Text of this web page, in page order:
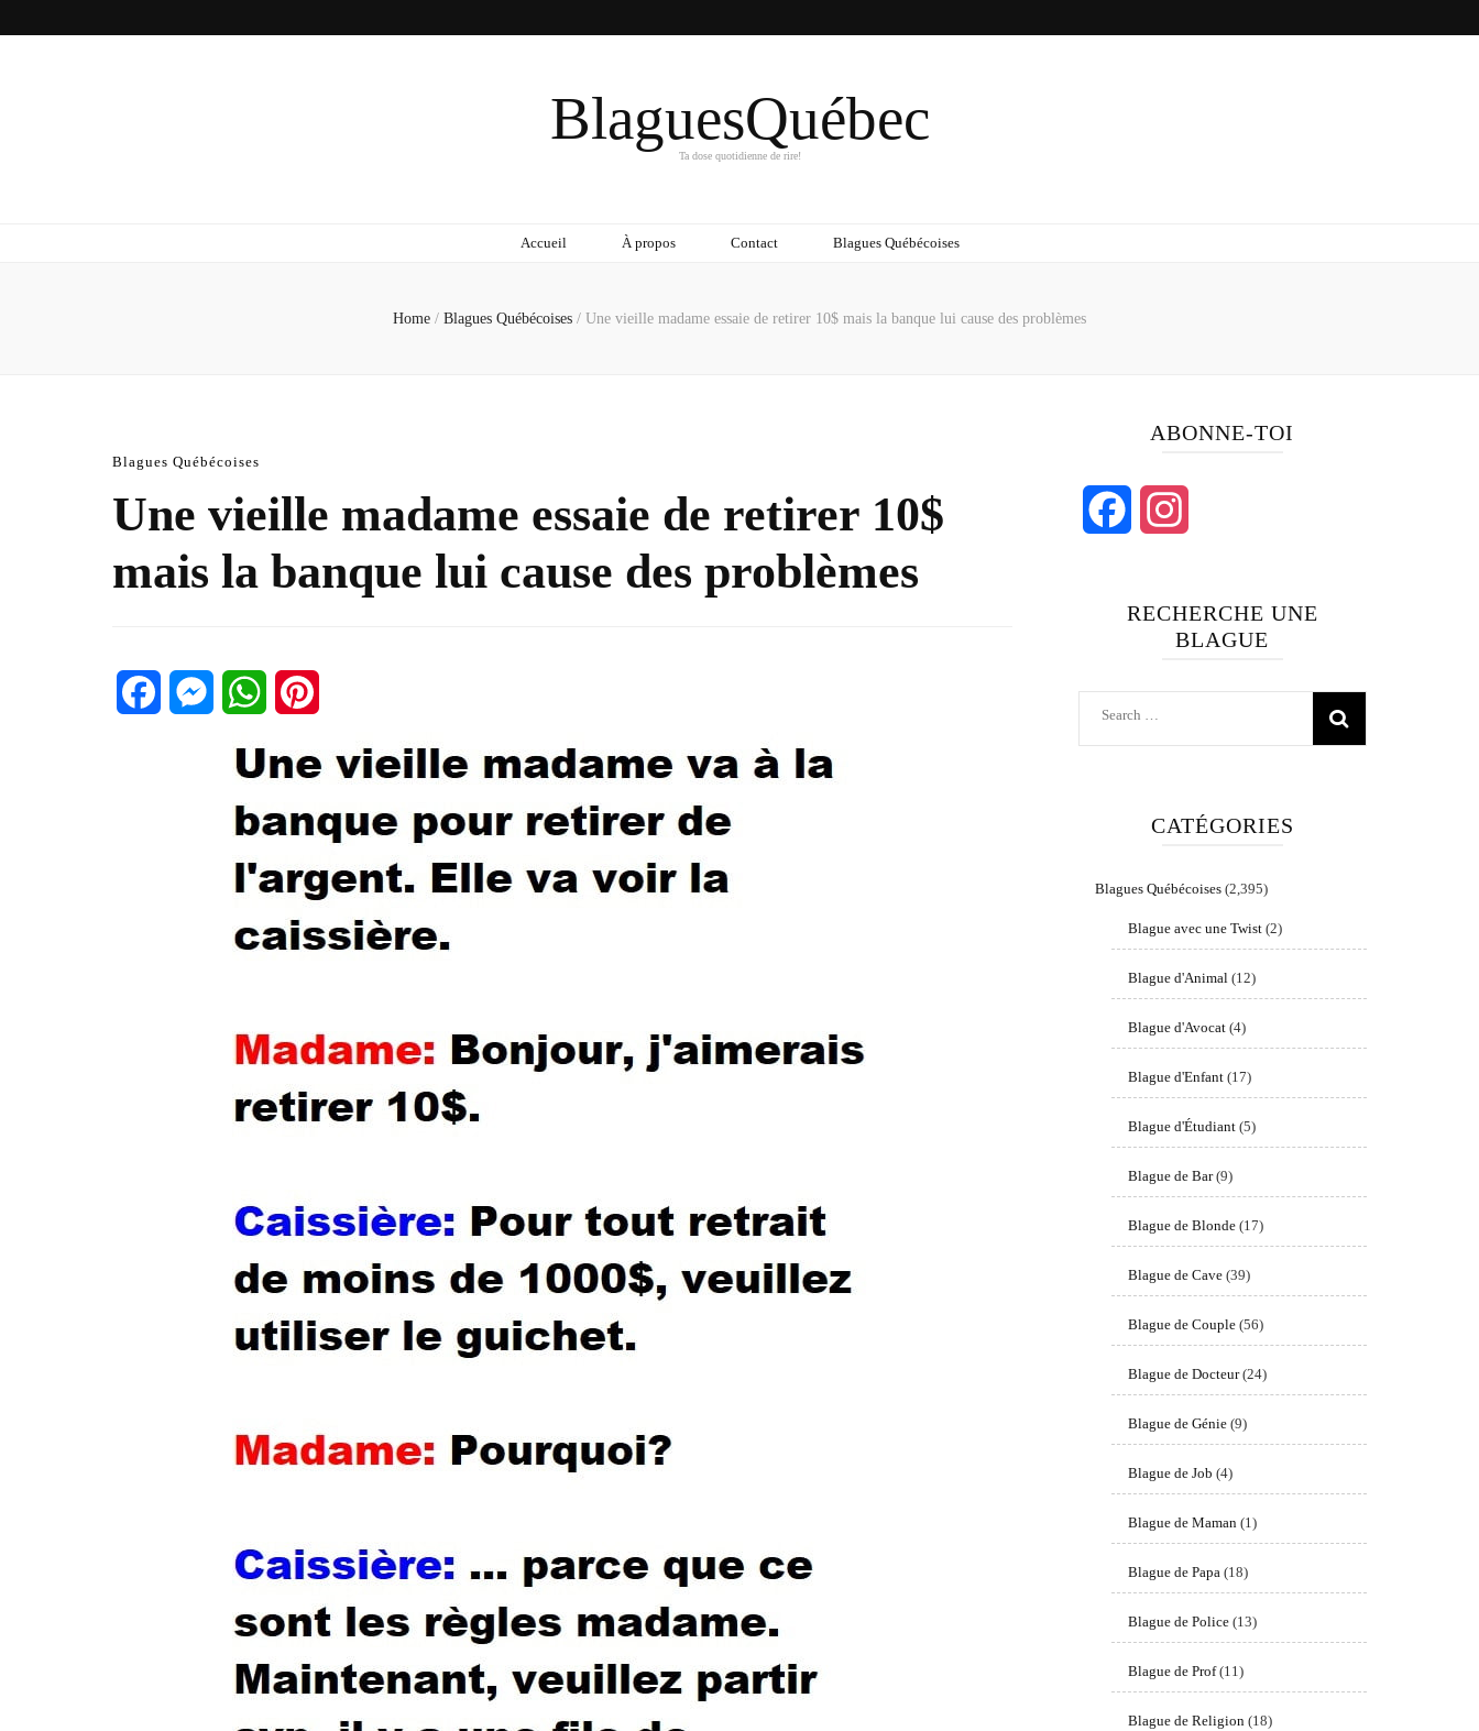
BlaguesQuébec
Ta dose quotidienne de rire!
Accueil À propos Contact Blagues Québécoises
Home / Blagues Québécoises / Une vieille madame essaie de retirer 10$ mais la banque lui cause des problèmes
Blagues Québécoises
Une vieille madame essaie de retirer 10$
mais la banque lui cause des problèmes
ABONNE-TOI
RECHERCHE UNE
BLAGUE
Search
CATÉGORIES
Blagues Québécoises(2,395)
Blague avec une Twist(2)
Blague d'Animal(12)
Blague d'Avocat(4)
Blague d'Enfant(17)
Blague d'Étudiant(5)
Blague de Bar(9)
Blague de Blonde(17)
Blague de Cave(39)
Blague de Couple(56)
Blague de Docteur(24)
Blague de Génie(9)
Blague de Job (4)
Blague de Maman(1)
Blague de Papa(18)
Blague de Police(13)
Blague de Prof(11)
Blague de Religion(18)